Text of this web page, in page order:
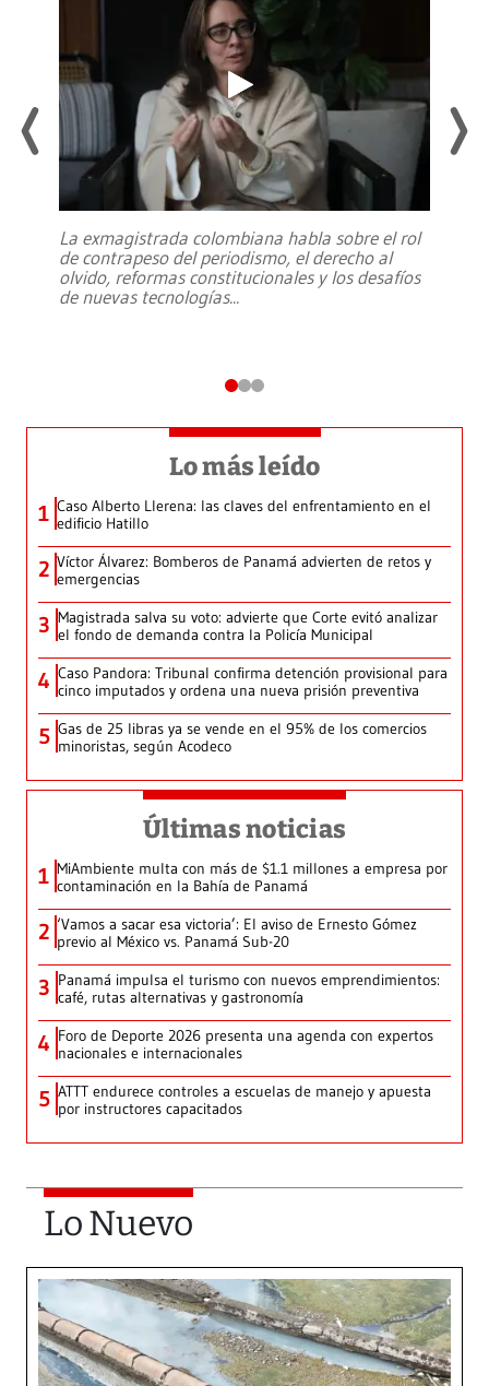
La exmagistrada colombiana habla sobre el rol
de contrapeso del periodismo, el derecho al
olvido, reformas constitucionales y los desafíos
de nuevas tecnologías...
Lo más leído
1 Caso Alberto Llerena: las claves del enfrentamiento en el
edificio Hatillo
2 Víctor Álvarez: Bomberos de Panamá advierten de retos y
emergencias
3 Magistrada salva su voto: advierte que Corte evitó analizar
el fondo de demanda contra la Policía Municipal
4 Caso Pandora: Tribunal confirma detención provisional para
cinco imputados y ordena una nueva prisión preventiva
5 Gas de 25 libras ya se vende en el 95% de los comercios
minoristas, según Acodeco
Últimas noticias
1 MiAmbiente multa con más de $1.1 millones a empresa por
contaminación en la Bahía de Panamá
2 ‘Vamos a sacar esa victoria’: El aviso de Ernesto Gómez
previo al México vs. Panamá Sub-20
3 Panamá impulsa el turismo con nuevos emprendimientos:
café, rutas alternativas y gastronomía
4 Foro de Deporte 2026 presenta una agenda con expertos
nacionales e internacionales
5 ATTT endurece controles a escuelas de manejo y apuesta
por instructores capacitados
Lo Nuevo